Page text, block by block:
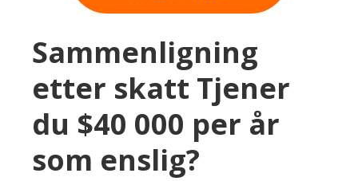
Sammenligning
etter skatt Tjener
du $40 000 per år
som enslig?